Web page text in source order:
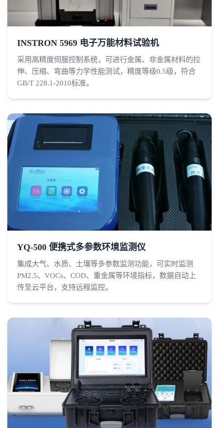
INSTRON 5969 电子万能材料试验机
采用高精度伺服控制系统，可进行金属、非金属材料的拉
伸、压缩、弯曲等力学性能测试，精度等级0.5级，符合
GB/T 228.1-2010标准。
YQ-500 便携式多参数环境监测仪
集成大气、水质、土壤等多参数监测功能，可实时监测
PM2.5、VOCs、COD、重金属等环境指标，数据自动上
传至云平台，支持远程监控。